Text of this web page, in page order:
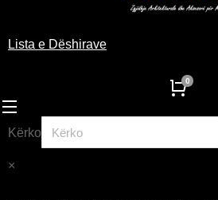
Lista e Dëshirave
Kërko
×